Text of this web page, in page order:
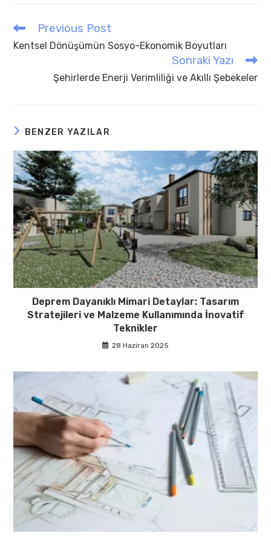
Read
articles
Previous Post
Kentsel Dönüşümün Sosyo-Ekonomik Boyutları
Sonraki Yazı
Şehirlerde Enerji Verimliliği ve Akıllı Şebekeler
BENZER YAZILAR
Deprem Dayanıklı Mimari Detaylar: Tasarım
Stratejileri ve Malzeme Kullanımında İnovatif
Teknikler
28 Haziran 2025